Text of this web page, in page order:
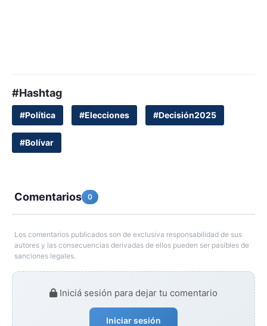
#Hashtag
#Política #Elecciones #Decisión2025
#Bolívar
Comentarios 0
Los comentarios publicados son de exclusiva responsabilidad de sus
autores y las consecuencias derivadas de ellos pueden ser pasibles de
sanciones legales.
Iniciá sesión para dejar tu comentario
Iniciar sesión